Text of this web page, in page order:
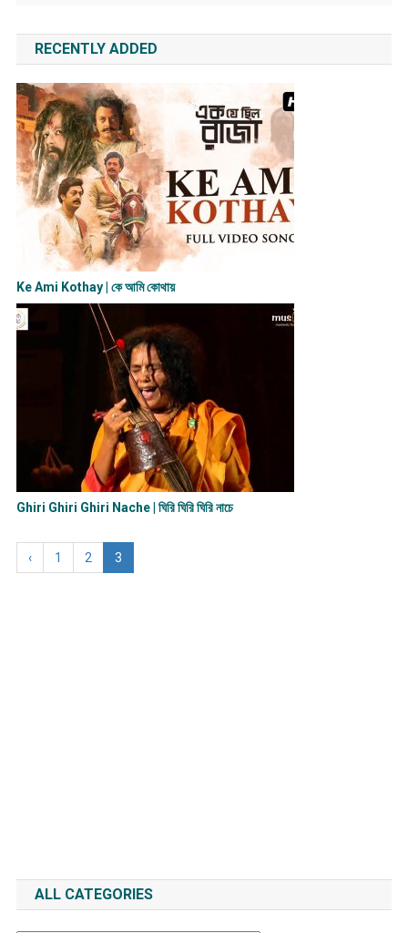
RECENTLY ADDED
Ke Ami Kothay | কে আমি কোথায়
Ghiri Ghiri Ghiri Nache | ঘিরি ঘিরি ঘিরি নাচে
‹ 1 2 3
ALL CATEGORIES